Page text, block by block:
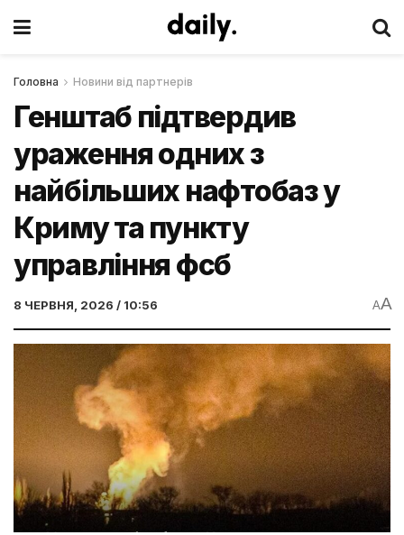
Головна Новини від партнерів
Генштаб підтвердив
ураження одних з
найбільших нафтобаз у
Криму та пункту
управління фсб
8 ЧЕРВНЯ, 2026 / 10:56 AA